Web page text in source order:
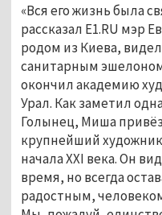
«Вся его жизнь была
рассказал E1.RU мэр
родом из Киева,
санитарным
окончил академию
Урал. Как заметил
Голынец, Миша
крупнейший
начала XXI века. Он
время, но всегда
радостным,